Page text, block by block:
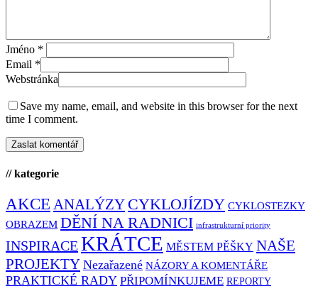
Jméno *
Email *
Webstránka
Save my name, email, and website in this browser for the next
time I comment.
// kategorie
AKCE ANALÝZY CYKLOJÍZDY CYKLOSTEZKY
OBRAZEM DĚNÍ NA RADNICI infrastrukturní priority
INSPIRACEKRÁTCE MĚSTEM PĚŠKY NAŠE
PROJEKTY Nezařazené NÁZORY A KOMENTÁŘE
PRAKTICKÉ RADY PŘIPOMÍNKUJEME REPORTY